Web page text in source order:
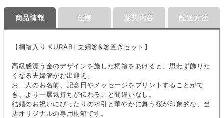
商品情報
【桐箱入り KURABI 夫婦箸&箸置きセット】
高級感漂う金のデザインを施した桐箱をあけると、思わず飾りた
くなる夫婦箸がお出迎え。
お二人のお名前、記念日やメッセージをプリントすることがで
き、より一層気持ちが伝わること間違いなし。
結婚のお祝いにぴったりの水引と華やかに舞う桜が印象的な、当
店オリジナルの専用桐箱です。
仕様 彫刻内容 配送方法